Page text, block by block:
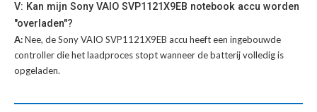
V: Kan mijn Sony VAIO SVP1121X9EB notebook accu worden
"overladen"?
A:Nee, de Sony VAIO SVP1121X9EB accu heeft een ingebouwde
controller die het laadproces stopt wanneer de batterij volledig is
opgeladen.